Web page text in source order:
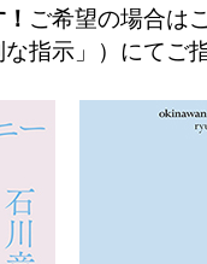
ご希望の場合は
指示」）にてご